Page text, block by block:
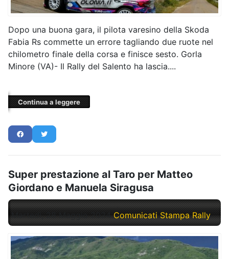
Dopo una buona gara, il pilota varesino della Skoda
Fabia Rs commette un errore tagliando due ruote nel
chilometro finale della corsa e finisce sesto. Gorla
Minore (VA)- Il Rally del Salento ha lascia....
Continua a leggere
Super prestazione al Taro per Matteo
Giordano e Manuela Siragusa
Martedì, 28 Maggio 2024 Comunicati Stampa Rally